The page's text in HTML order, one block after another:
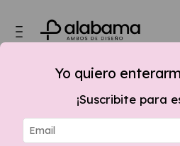
$60.000,00, 15 % OFF por
Yo quiero
¡Suscribite para